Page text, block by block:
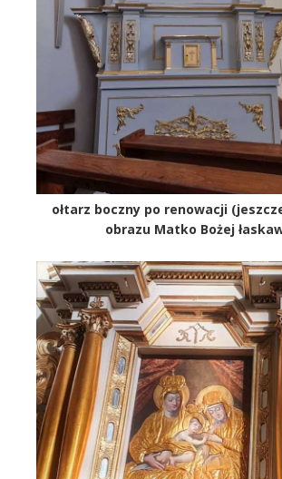
ołtarz boczny po renowacji
obrazu Matko Bożej